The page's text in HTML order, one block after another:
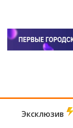
Эксклюзив